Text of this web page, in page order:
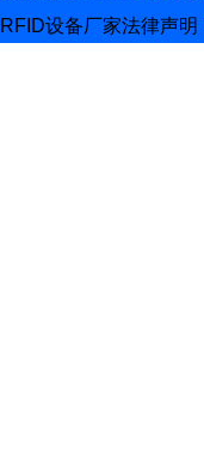
RFID设备厂家法律声明